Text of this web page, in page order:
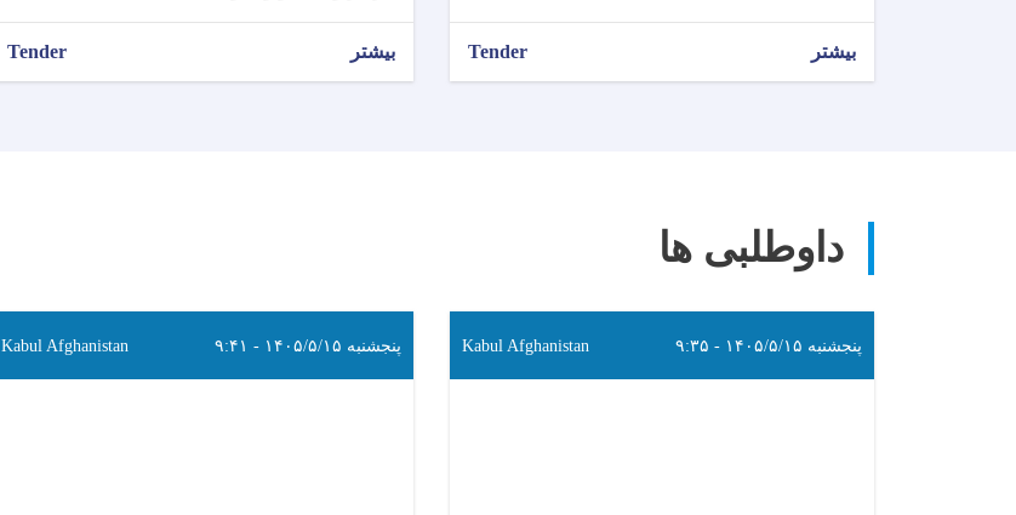
بیشتر Tender بیشتر Tender
داوطلبی ها
پنجشنبه ۱۴۰۵/۵/۱۵ - ۹:۳۵ Kabul Afghanistan پنجشنبه ۱۴۰۵/۵/۱۵ - ۹:۴۱ Kabul Afghanistan